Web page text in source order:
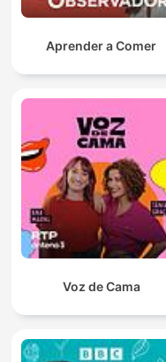
Aprender a Comer
Voz de Cama